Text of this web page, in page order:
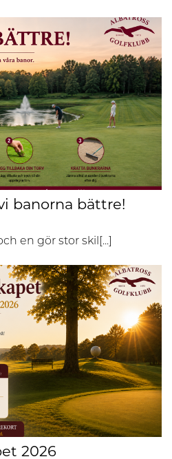
banorna bättre!
en gör stor skil[...]
2026